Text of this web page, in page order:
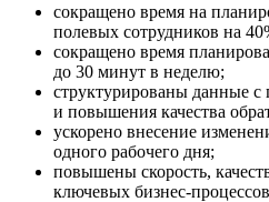
сокращено время на
полевых сотрудников на
сокращено время
до 30 минут в неделю;
структурированы данные с
и повышения качества
ускорено внесение
одного рабочего дня;
повышены скорость,
ключевых бизнес-